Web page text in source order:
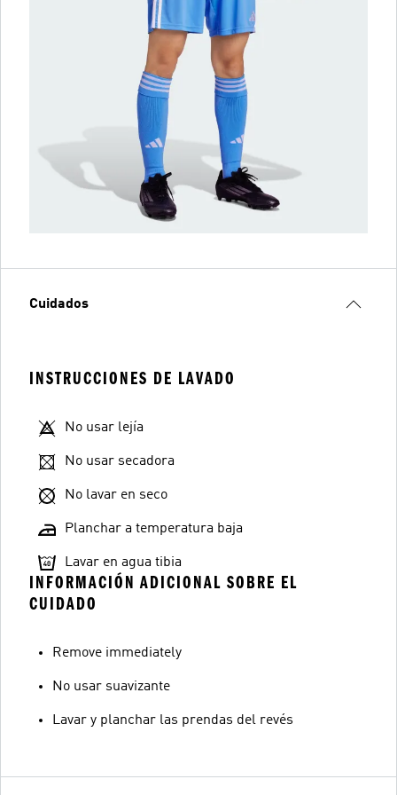
Cuidados
INSTRUCCIONES DE LAVADO
No usar lejía
No usar secadora
No lavar en seco
Planchar a temperatura baja
Lavar en agua tibia
INFORMACIÓN ADICIONAL SOBRE EL
CUIDADO
Remove immediately
No usar suavizante
Lavar y planchar las prendas del revés